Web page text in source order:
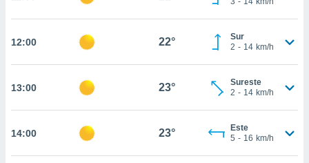
de que
sean
el sitio
para
ni para
12:00 22°
Sur
2 - 14 km/h
13:00 23°
Sureste
2 - 14 km/h
14:00 23°
Este
5 - 16 km/h